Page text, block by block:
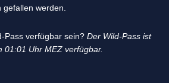
werden.
Pass verfügbar sein? Der Wild-Pass ist
01:01 Uhr MEZ verfügbar.